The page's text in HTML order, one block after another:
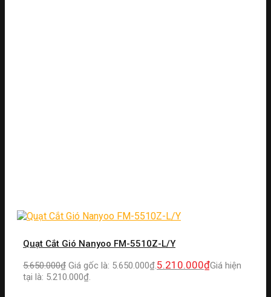
Quạt Cắt Gió Nanyoo FM-5510Z-L/Y
5.650.000₫ Giá gốc là: 5.650.000₫.5.210.000₫Giá hiện
tại là: 5.210.000₫.